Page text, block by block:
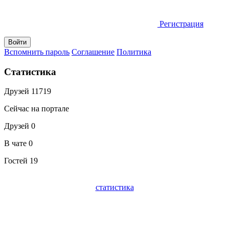
Регистрация
Вспомнить пароль Соглашение Политика
Статистика
Друзей 11719
Сейчас на портале
Друзей 0
В чате 0
Гостей 19
статистика